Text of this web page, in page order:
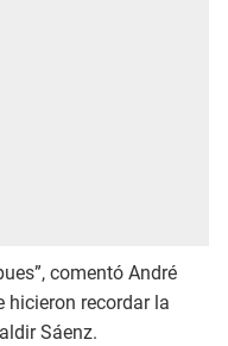
comentó André
hicieron recordar la
Sáenz.